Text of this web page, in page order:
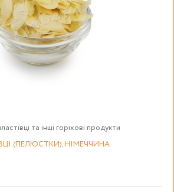
та інші горіхові продукти
(ПЕЛЮСТКИ), НІМЕЧЧИНА